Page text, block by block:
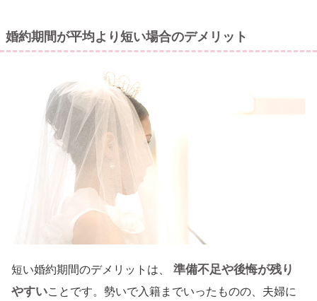
婚約期間が平均より短い場合のデメリット
短い婚約期間のデメリットは、
準備不足や後悔が残り
やすいことです。勢いで入籍までいったものの、夫婦に